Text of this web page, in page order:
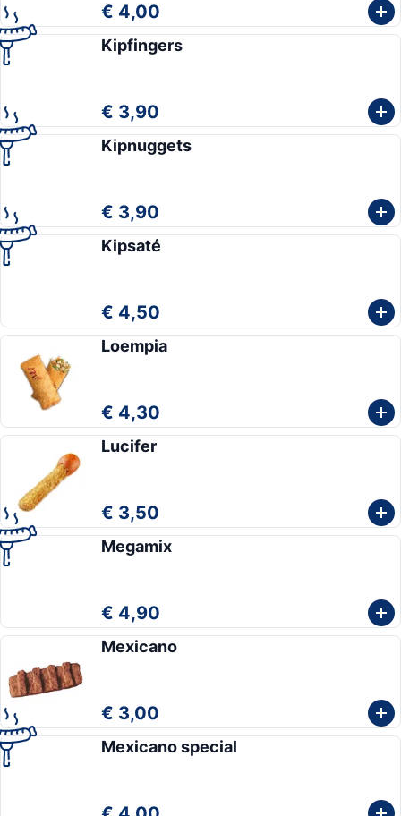
€ 4,00
Kipfingers
€ 3,90
Kipnuggets
€ 3,90
Kipsaté
€ 4,50
Loempia
€ 4,30
Lucifer
€ 3,50
Megamix
€ 4,90
Mexicano
€ 3,00
Mexicano special